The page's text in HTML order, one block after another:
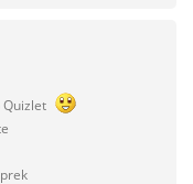
Quizlet